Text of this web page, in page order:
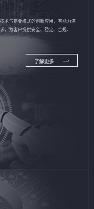
术与商业模式的创新应用，有能力满
，为客户提供安全、稳定、合规、持
了解更多